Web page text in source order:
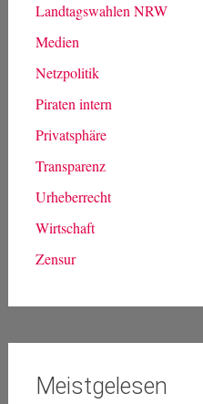
Landtagswahlen NRW
Medien
Netzpolitik
Piraten intern
Privatsphäre
Transparenz
Urheberrecht
Wirtschaft
Zensur
Meistgelesen